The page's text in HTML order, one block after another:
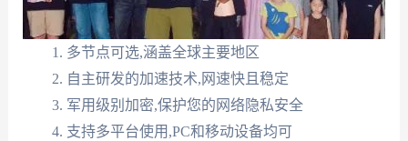
多节点可选,涵盖全球主要地区
自主研发的加速技术,网速快且稳定
军用级别加密,保护您的网络隐私安全
支持多平台使用,PC和移动设备均可